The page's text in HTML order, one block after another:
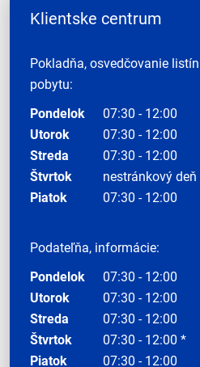
Klientske centrum
Pokladňa, osvedčovanie
pobytu:
Pondelok
07:30 - 12:00
Utorok
07:30 - 12:00
Streda
07:30 - 12:00
Štvrtok
nestránkový deň
Piatok
07:30 - 12:00
Podateľňa, informácie:
Pondelok
07:30 - 12:00
Utorok
07:30 - 12:00
Streda
07:30 - 12:00
Štvrtok
07:30 - 12:00 *
Piatok
07:30 - 12:00